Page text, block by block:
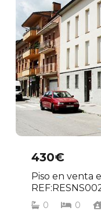
430€
Piso en venta
0 0